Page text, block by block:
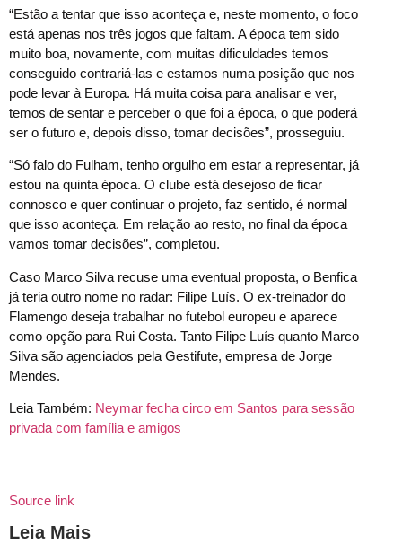
“Estão a tentar que isso aconteça e, neste momento, o foco
está apenas nos três jogos que faltam. A época tem sido
muito boa, novamente, com muitas dificuldades temos
conseguido contrariá-las e estamos numa posição que nos
pode levar à Europa. Há muita coisa para analisar e ver,
temos de sentar e perceber o que foi a época, o que poderá
ser o futuro e, depois disso, tomar decisões”, prosseguiu.
“Só falo do Fulham, tenho orgulho em estar a representar, já
estou na quinta época. O clube está desejoso de ficar
connosco e quer continuar o projeto, faz sentido, é normal
que isso aconteça. Em relação ao resto, no final da época
vamos tomar decisões”, completou.
Caso Marco Silva recuse uma eventual proposta, o Benfica
já teria outro nome no radar: Filipe Luís. O ex-treinador do
Flamengo deseja trabalhar no futebol europeu e aparece
como opção para Rui Costa. Tanto Filipe Luís quanto Marco
Silva são agenciados pela Gestifute, empresa de Jorge
Mendes.
Leia Também: Neymar fecha circo em Santos para sessão
privada com família e amigos
Source link
Leia Mais